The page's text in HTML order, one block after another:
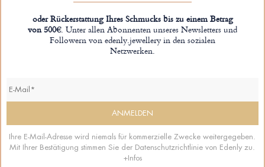
oder Rückerstattung Ihres Schmucks bis zu einem Betrag
von 500€. Unter allen Abonnenten unseres Newsletters und
Followern von edenly.jewellery in den sozialen
Netzwerken.
Ihre E-Mail-Adresse wird niemals für kommerzielle Zwecke weitergegeben.
Mit Ihrer Bestätigung stimmen Sie der Datenschutzrichtlinie von Edenly zu.
+Infos